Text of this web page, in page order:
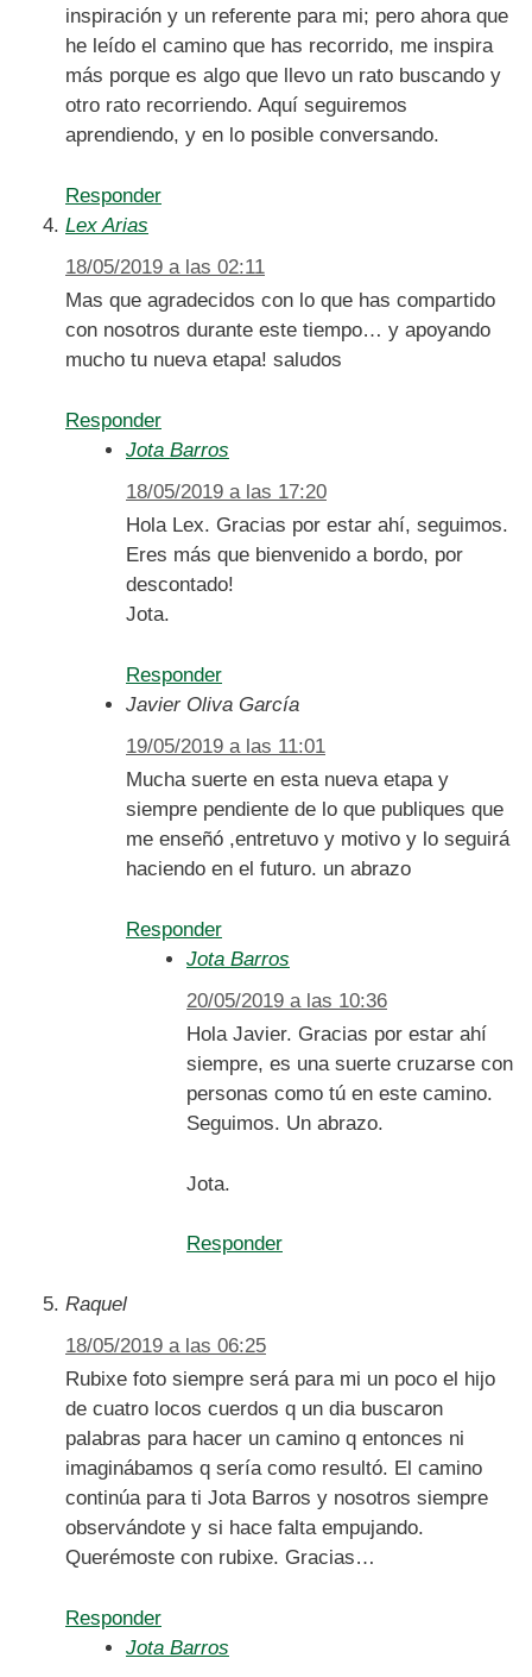
inspiración y un referente para mi; pero ahora que
he leído el camino que has recorrido, me inspira
más porque es algo que llevo un rato buscando y
otro rato recorriendo. Aquí seguiremos
aprendiendo, y en lo posible conversando.
Responder
Lex Arias
18/05/2019 a las 02:11
Mas que agradecidos con lo que has compartido
con nosotros durante este tiempo… y apoyando
mucho tu nueva etapa! saludos
Responder
Jota Barros
18/05/2019 a las 17:20
Hola Lex. Gracias por estar ahí, seguimos.
Eres más que bienvenido a bordo, por
descontado!
Jota.
Responder
Javier Oliva García
19/05/2019 a las 11:01
Mucha suerte en esta nueva etapa y
siempre pendiente de lo que publiques que
me enseñó ,entretuvo y motivo y lo seguirá
haciendo en el futuro. un abrazo
Responder
Jota Barros
20/05/2019 a las 10:36
Hola Javier. Gracias por estar ahí
siempre, es una suerte cruzarse con
personas como tú en este camino.
Seguimos. Un abrazo.
Jota.
Responder
Raquel
18/05/2019 a las 06:25
Rubixe foto siempre será para mi un poco el hijo
de cuatro locos cuerdos q un dia buscaron
palabras para hacer un camino q entonces ni
imaginábamos q sería como resultó. El camino
continúa para ti Jota Barros y nosotros siempre
observándote y si hace falta empujando.
Querémoste con rubixe. Gracias…
Responder
Jota Barros